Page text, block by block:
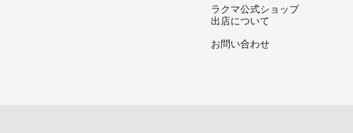
ラクマ公式ショップ
出店について
お問い合わせ